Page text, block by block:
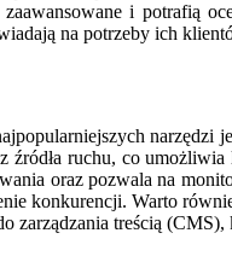
i potrafią
na potrzeby ich
narzędzi
ruchu, co umożliwia
oraz pozwala na
konkurencji. Warto
zarządzania treścią